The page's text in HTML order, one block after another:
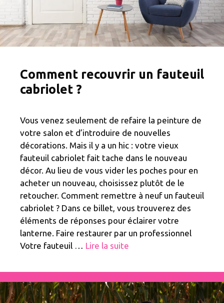
Comment recouvrir un fauteuil
cabriolet ?
Vous venez seulement de refaire la peinture de
votre salon et d’introduire de nouvelles
décorations. Mais il y a un hic : votre vieux
fauteuil cabriolet fait tache dans le nouveau
décor. Au lieu de vous vider les poches pour en
acheter un nouveau, choisissez plutôt de le
retoucher. Comment remettre à neuf un fauteuil
cabriolet ? Dans ce billet, vous trouverez des
éléments de réponses pour éclairer votre
lanterne. Faire restaurer par un professionnel
Votre fauteuil … Lire la suite